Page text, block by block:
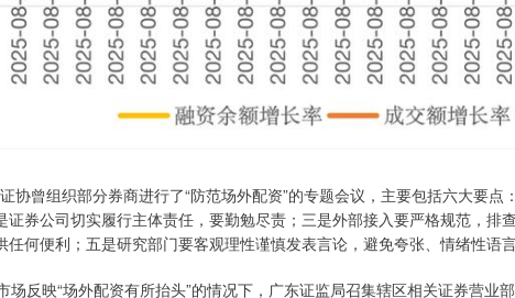
协曾组织部分券商进行了“防范场外配资”的专题会议，主要包括六大要
证券公司切实履行主体责任，要勤勉尽责；三是外部接入要严格规范，排
任何便利；五是研究部门要客观理性谨慎发表言论，避免夸张、情绪性语
场反映“场外配资有所抬头”的情况下，广东证监局召集辖区相关证券营业